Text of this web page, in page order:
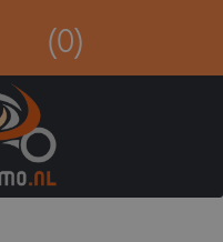
(0)